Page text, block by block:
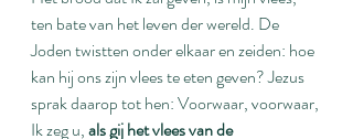
ten bate van het leven der wereld. De
Joden twistten onder elkaar en zeiden: hoe
kan hij ons zijn vlees te eten geven? Jezus
sprak daarop tot hen: Voorwaar, voorwaar,
Ik zeg u, als gij het vlees van de